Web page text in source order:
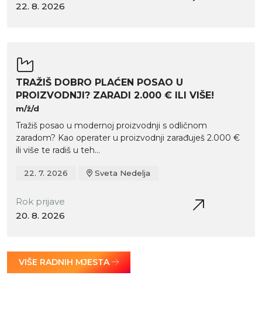
22. 8. 2026
TRAŽIŠ DOBRO PLAĆEN POSAO U
PROIZVODNJI? ZARADI 2.000 € ILI VIŠE!
m/ž/d
Tražiš posao u modernoj proizvodnji s odličnom
zaradom? Kao operater u proizvodnji zarađuješ 2.000 €
ili više te radiš u teh...
22. 7. 2026 Sveta Nedelja
Rok prijave
20. 8. 2026
VIŠE RADNIH MJESTA